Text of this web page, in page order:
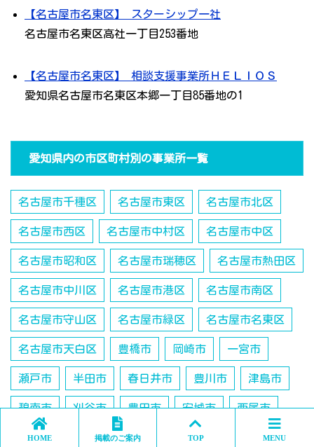
【名古屋市名東区】 スターシップ一社
名古屋市名東区高社一丁目253番地
【名古屋市名東区】 相談支援事業所ＨＥＬＩＯＳ
愛知県名古屋市名東区本郷一丁目85番地の1
愛知県内の市区町村別の事業所一覧
名古屋市千種区 名古屋市東区 名古屋市北区
名古屋市西区 名古屋市中村区 名古屋市中区
名古屋市昭和区 名古屋市瑞穂区 名古屋市熱田区
名古屋市中川区 名古屋市港区 名古屋市南区
名古屋市守山区 名古屋市緑区 名古屋市名東区
名古屋市天白区 豊橋市 岡崎市 一宮市
瀬戸市 半田市 春日井市 豊川市 津島市
碧南市 刈谷市 豊田市 安城市 西尾市
蒲郡市 犬山市 常滑市 江南市 小牧市
HOME 掲載のご案内 TOP MENU